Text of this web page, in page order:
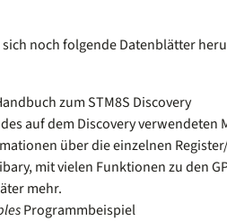
noch folgende Datenblätter
zum STM8S Discovery
auf dem Discovery verwendeten
über die einzelnen
mit vielen Funktionen zu den
mehr.
Programmbeispiel